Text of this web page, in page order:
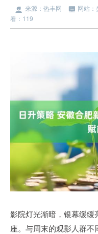
来源：热丰网 网站：
看：119
影院灯光渐暗，银幕缓缓
座。与周末的观影人群